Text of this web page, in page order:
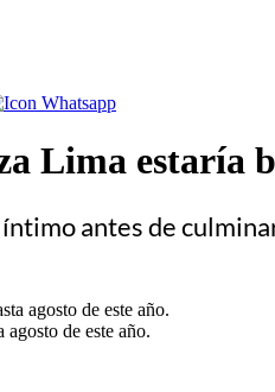
Lima estaría
antes de
de este año.